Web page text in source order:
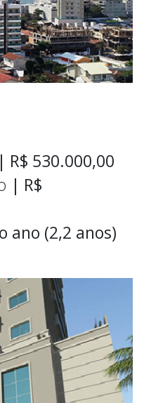
| R$ 530.000,00
| R$
ano (2,2 anos)